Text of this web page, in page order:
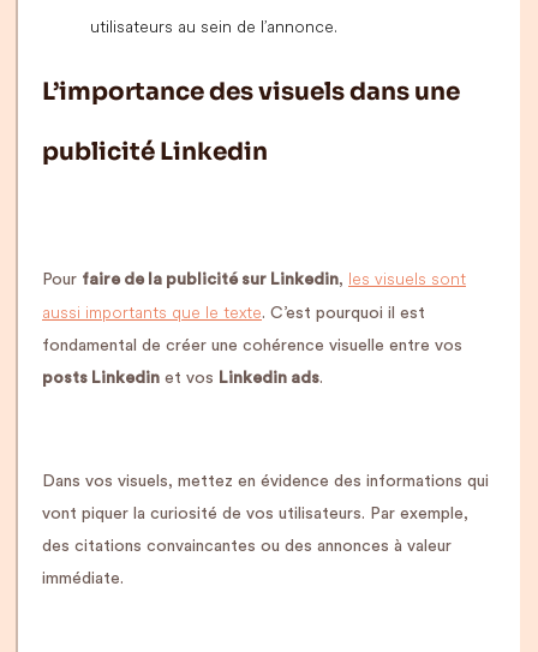
utilisateurs au sein de l’annonce.
L’importance des visuels dans une
publicité Linkedin
Pour faire de la publicité sur Linkedin, les visuels sont
aussi importants que le texte. C’est pourquoi il est
fondamental de créer une cohérence visuelle entre vos
posts Linkedin et vos Linkedin ads.
Dans vos visuels, mettez en évidence des informations qui
vont piquer la curiosité de vos utilisateurs. Par exemple,
des citations convaincantes ou des annonces à valeur
immédiate.